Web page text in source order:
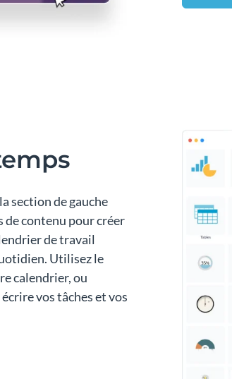
section de gauche
de contenu pour créer
de travail
Utilisez le
calendrier, ou
vos tâches et vos